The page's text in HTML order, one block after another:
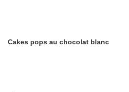
Cakes pops au chocolat blanc